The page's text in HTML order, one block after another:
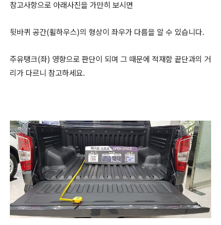
참고사항으로 아래사진을 가만히 보시면
뒷바퀴 공간(휠하우스)의 형상이 좌우가 다름을 알 수 있습니다.
주유탱크(좌) 영향으로 판단이 되며 그 때문에 적재함 끝단과의 거
리가 다르니 참고하세요.